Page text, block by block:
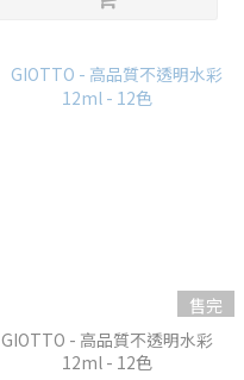
售完
GIOTTO - 高品質不透明水彩
12ml - 12色